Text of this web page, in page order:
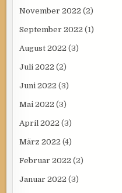
November 2022 (2)
September 2022 (1)
August 2022 (3)
Juli 2022 (2)
Juni 2022 (3)
Mai 2022 (3)
April 2022 (3)
März 2022 (4)
Februar 2022 (2)
Januar 2022 (3)